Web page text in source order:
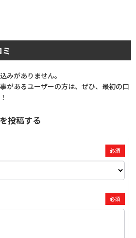
がありません。
あるユーザーの方は、ぜひ、最初の口
投稿する
必須
必須